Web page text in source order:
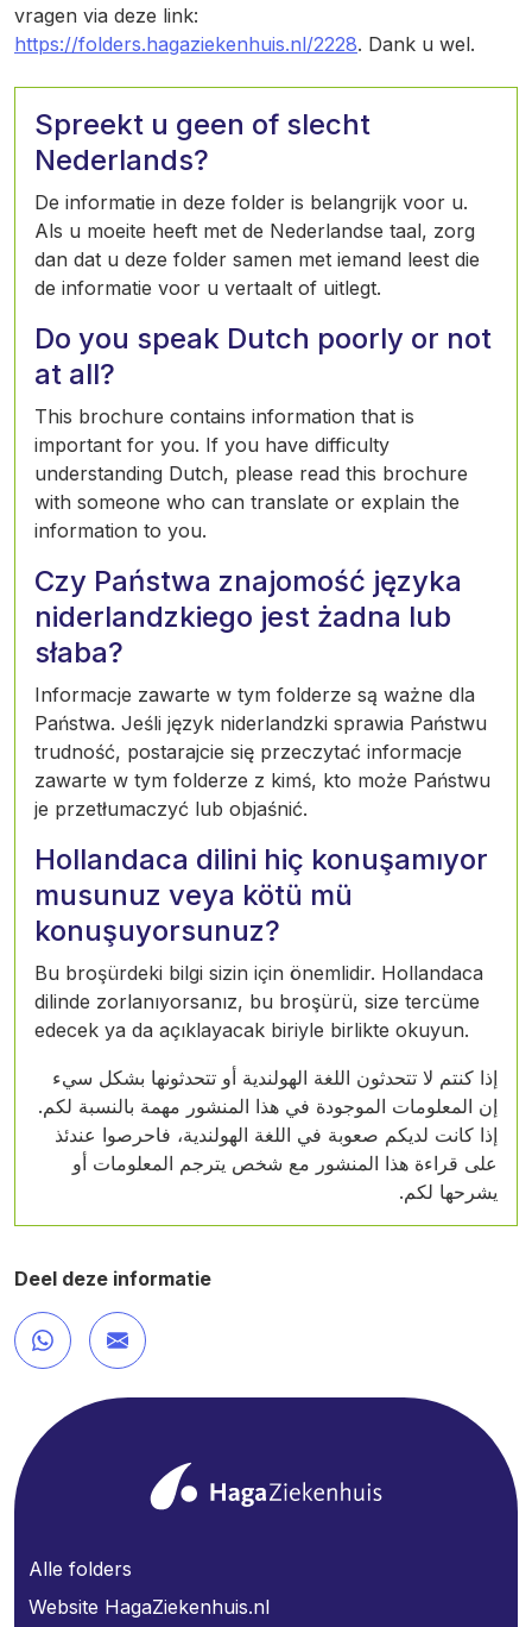
vragen via deze link:
https://folders.hagaziekenhuis.nl/2228. Dank u wel.
Spreekt u geen of slecht
Nederlands?
De informatie in deze folder is belangrijk voor u.
Als u moeite heeft met de Nederlandse taal, zorg
dan dat u deze folder samen met iemand leest die
de informatie voor u vertaalt of uitlegt.
Do you speak Dutch poorly or not
at all?
This brochure contains information that is
important for you. If you have difficulty
understanding Dutch, please read this brochure
with someone who can translate or explain the
information to you.
Czy Państwa znajomość języka
niderlandzkiego jest żadna lub
słaba?
Informacje zawarte w tym folderze są ważne dla
Państwa. Jeśli język niderlandzki sprawia Państwu
trudność, postarajcie się przeczytać informacje
zawarte w tym folderze z kimś, kto może Państwu
je przetłumaczyć lub objaśnić.
Hollandaca dilini hiç konuşamıyor
musunuz veya kötü mü
konuşuyorsunuz?
Bu broşürdeki bilgi sizin için önemlidir. Hollandaca
dilinde zorlanıyorsanız, bu broşürü, size tercüme
edecek ya da açıklayacak biriyle birlikte okuyun.
إذا كنتم لا تتحدثون اللغة الهولندية أو تتحدثونها بشكل سيء
إن المعلومات الموجودة في هذا المنشور مهمة بالنسبة لكم.
إذا كانت لديكم صعوبة في اللغة الهولندية، فاحرصوا عندئذ
على قراءة هذا المنشور مع شخص يترجم المعلومات أو
يشرحها لكم.
Deel deze informatie
Alle folders
Website HagaZiekenhuis.nl